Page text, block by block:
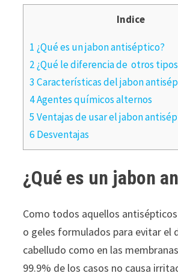
Indice
1 ¿Qué es un jabon antiséptico?
2 ¿Qué le diferencia de otros
3 Características del jabon
4 Agentes químicos alternos
5 Ventajas de usar el jabon
6 Desventajas
¿Qué es un jabon
Como todos aquellos
o geles formulados para evitar el
cabelludo como en las
99.9% de los casos no causa